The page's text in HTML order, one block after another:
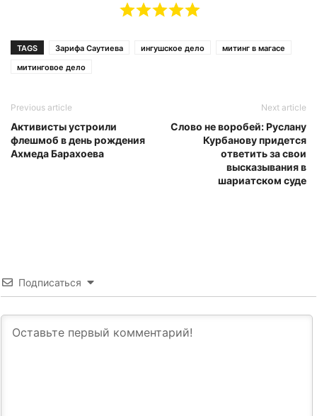
TAGS Зарифа Саутиева ингушское дело
митинг в магасе
митинговое дело
Previous article
Активисты устроили
флешмоб в день рождения
Ахмеда Барахоева
Next article
Слово не воробей: Руслану
Курбанову придется
ответить за свои
высказывания в
шариатском суде
Подписаться